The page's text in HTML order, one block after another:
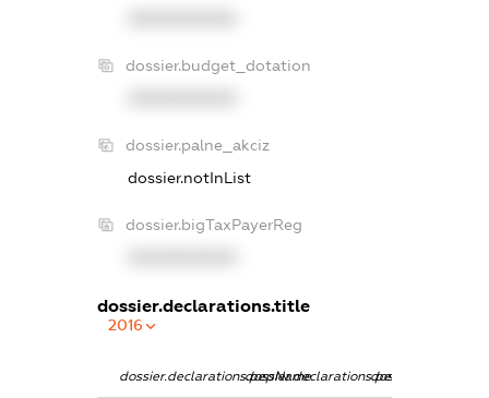
dossier.budget_dotation
dossier.palne_akciz
dossier.notInList
dossier.bigTaxPayerReg
dossier.declarations.title
2016
dossier.declarations.pepNamedossier.declarations.personName